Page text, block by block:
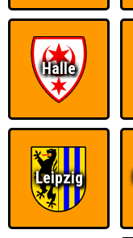
Halle
Leipzig